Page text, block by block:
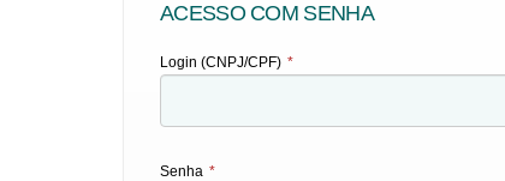
ACESSO COM SENHA
Login (CNPJ/CPF) *
Senha *